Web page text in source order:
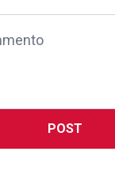
POST